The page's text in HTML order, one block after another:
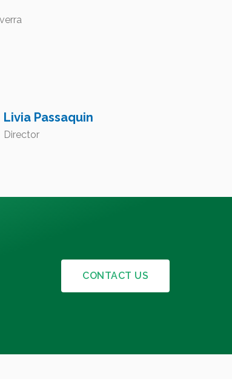
Livia Passaquin
Director
CONTACT US